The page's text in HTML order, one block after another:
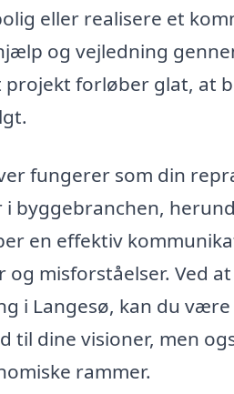
eller realisere et
og vejledning
projekt forløber glat, at
fungerer som din
byggebranchen,
en effektiv
og misforståelser. Ved
i Langesø, kan du
til dine visioner, men
rammer.